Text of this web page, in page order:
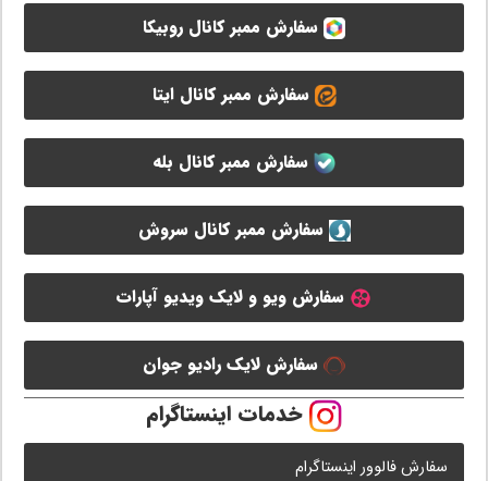
سفارش ممبر کانال روبیکا
سفارش ممبر کانال ایتا
سفارش ممبر کانال بله
سفارش ممبر کانال سروش
سفارش ویو و لایک ویدیو آپارات
سفارش لایک رادیو جوان
خدمات اینستاگرام
سفارش فالوور اینستاگرام